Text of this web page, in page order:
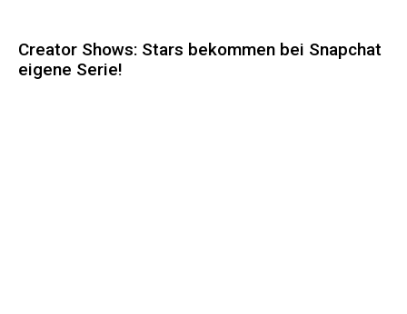
Creator Shows: Stars bekommen bei Snapchat
eigene Serie!